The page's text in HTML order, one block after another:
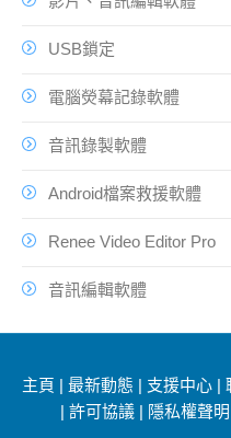
USB鎖定
電腦熒幕記錄軟體
音訊錄製軟體
Android檔案救援軟體
Renee Video Editor Pro
音訊編輯軟體
主頁 |最新動態 支援中心 |
許可協議| 隱私權聲明